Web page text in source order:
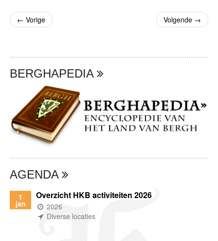
← Vorige Volgende →
BERGHAPEDIA
AGENDA
1
jan
Overzicht HKB activiteiten 2026
(wanneer)
2026
(waar)
Diverse locaties